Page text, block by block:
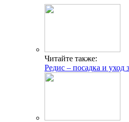
Читайте также:
Редис – посадка и уход